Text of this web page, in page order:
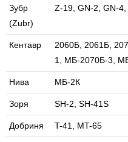
Зубр
(Zubr)
Z-19, GN-2, GN-
Кентавр
2060Б, 2061Б,
1, МБ-2070Б-3,
Нива МБ-2К
Зоря SH-2, SH-41S
Добриня T-41, MT-65